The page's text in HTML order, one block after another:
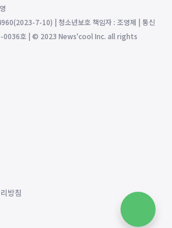
7-10) | 청소년보호 책임자 : 조영제 | 통신
-0036호 | © 2023 News'cool Inc. all rights
방침